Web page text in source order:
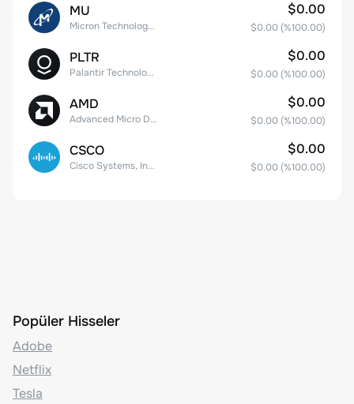
MU
Micron Technology, Inc.
$0.00
$0.00 (%100.00)
PLTR
Palantir Technologies Inc. Class A Common Stock
$0.00
$0.00 (%100.00)
AMD
Advanced Micro Devices
$0.00
$0.00 (%100.00)
CSCO
Cisco Systems, Inc. Common Stock (DE)
$0.00
$0.00 (%100.00)
Popüler Hisseler
Adobe
Netflix
Tesla